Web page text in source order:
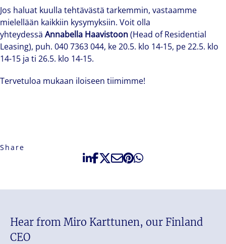
Jos haluat kuulla tehtävästä tarkemmin, vastaamme
mielellään kaikkiin kysymyksiin. Voit olla
yhteydessä Annabella Haavistoon(Head of Residential
Leasing), puh. 040 7363 044, ke 20.5. klo 14-15, pe 22.5. klo
14-15 ja ti 26.5. klo 14-15.
Tervetuloa mukaan iloiseen tiimimme!
Share
Hear from Miro Karttunen, our Finland
CEO